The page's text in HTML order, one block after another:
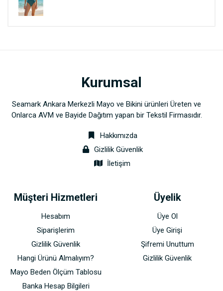
Kurumsal
Seamark Ankara Merkezli Mayo ve Bikini ürünleri Üreten ve
Onlarca AVM ve Bayide Dağıtım yapan bir Tekstil Firmasıdır.
Hakkımızda
Gizlilik Güvenlik
İletişim
Müşteri Hizmetleri
Hesabım
Siparişlerim
Gizlilik Güvenlik
Hangi Ürünü Almalıyım?
Mayo Beden Ölçüm Tablosu
Banka Hesap Bilgileri
Üyelik
Üye Ol
Üye Girişi
Şifremi Unuttum
Gizlilik Güvenlik